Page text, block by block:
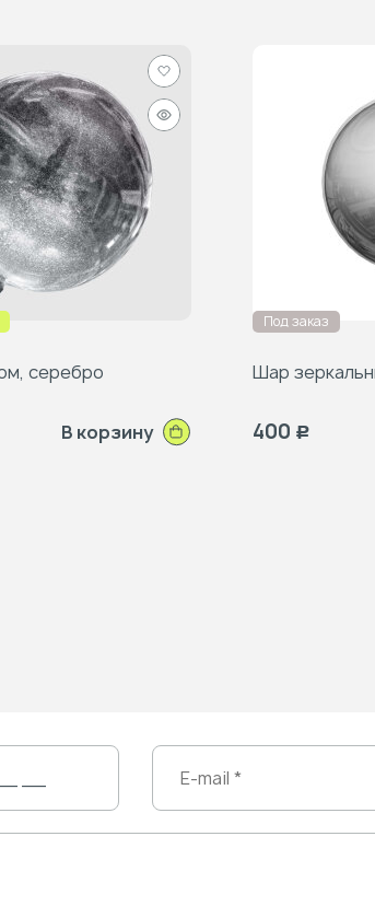
Добавить
в
избранное
Быстрый
просмотр
серебро
В корзину
Под заказ
Шар
400 Р